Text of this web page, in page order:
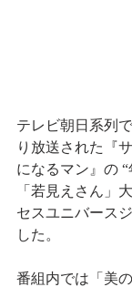
テレビ朝日系列
り放送された『
になるマン』の
「若見えさん」
セスユニバース
した。
番組内では「美